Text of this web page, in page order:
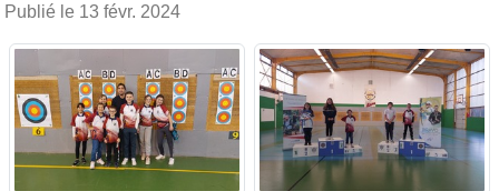
Publié le 13 févr. 2024